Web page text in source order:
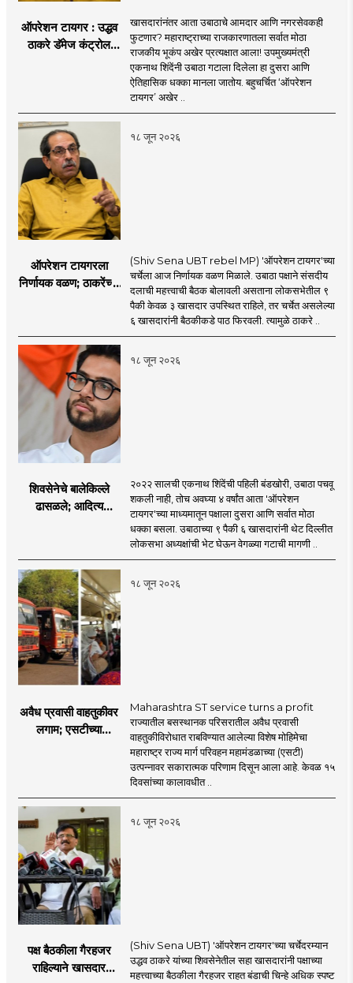
ऑपरेशन टायगर : उद्धव
ठाकरे डॅमेज कंट्रोल
शिंदेंकडे जाण्याच्या चर्चा
सुरू
खासदारांनंतर आता उबाठाचे आमदार आणि नगरसेवकही
फुटणार? महाराष्ट्राच्या राजकारणातला सर्वात मोठा
राजकीय भूकंप अखेर प्रत्यक्षात आला! उपमुख्यमंत्री
एकनाथ शिंदेंनी उबाठा गटाला दिलेला हा दुसरा आणि
ऐतिहासिक धक्का मानला जातोय. बहुचर्चित ‘ऑपरेशन
टायगर’ अखेर ..
१८ जून २०२६
ऑपरेशन टायगरला
निर्णायक वळण; ठाकरेंच्या
विलीन होण्याचा प्रस्ताव?
(Shiv Sena UBT rebel MP) 'ऑपरेशन टायगर'च्या
चर्चेला आज निर्णायक वळण मिळाले. उबाठा पक्षाने संसदीय
दलाची महत्त्वाची बैठक बोलावली असताना लोकसभेतील ९
पैकी केवळ ३ खासदार उपस्थित राहिले, तर चर्चेत असलेल्या
६ खासदारांनी बैठकीकडे पाठ फिरवली. त्यामुळे ठाकरे ..
१८ जून २०२६
शिवसेनेचे बालेकिल्ले
ढासळले; आदित्य
नेमका कुठे चुकला?
२०२२ सालची एकनाथ शिंदेंची पहिली बंडखोरी, उबाठा पचवू
शकली नाही, तोच अवघ्या ४ वर्षांत आता 'ऑपरेशन
टायगर'च्या माध्यमातून पक्षाला दुसरा आणि सर्वात मोठा
धक्का बसला. उबाठाच्या ९ पैकी ६ खासदारांनी थेट दिल्लीत
लोकसभा अध्यक्षांची भेट घेऊन वेगळ्या गटाची मागणी ..
१८ जून २०२६
अवैध प्रवासी वाहतुकीवर
लगाम; एसटीच्या
Maharashtra ST service turns a profit
राज्यातील बसस्थानक परिसरातील अवैध प्रवासी
वाहतुकीविरोधात राबविण्यात आलेल्या विशेष मोहिमेचा
महाराष्ट्र राज्य मार्ग परिवहन महामंडळाच्या (एसटी)
उत्पन्नावर सकारात्मक परिणाम दिसून आला आहे. केवळ १५
दिवसांच्या कालावधीत ..
१८ जून २०२६
पक्ष बैठकीला गैरहजर
राहिल्याने खासदार
(Shiv Sena UBT) 'ऑपरेशन टायगर'च्या चर्चेदरम्यान
उद्धव ठाकरे यांच्या शिवसेनेतील सहा खासदारांनी पक्षाच्या
महत्त्वाच्या बैठकीला गैरहजर राहत बंडाची चिन्हे अधिक स्पष्ट